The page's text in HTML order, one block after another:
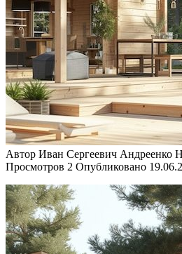
Автор Иван Сергеевич Андреенко
Просмотров 2 Опубликовано